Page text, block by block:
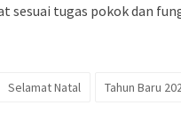
sesuai tugas pokok dan
Selamat Natal Tahun Baru